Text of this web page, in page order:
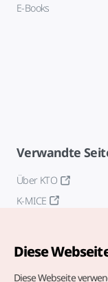
E-Books
Verwandte
Über KTO
K-MICE
Diese
Diese Webseite